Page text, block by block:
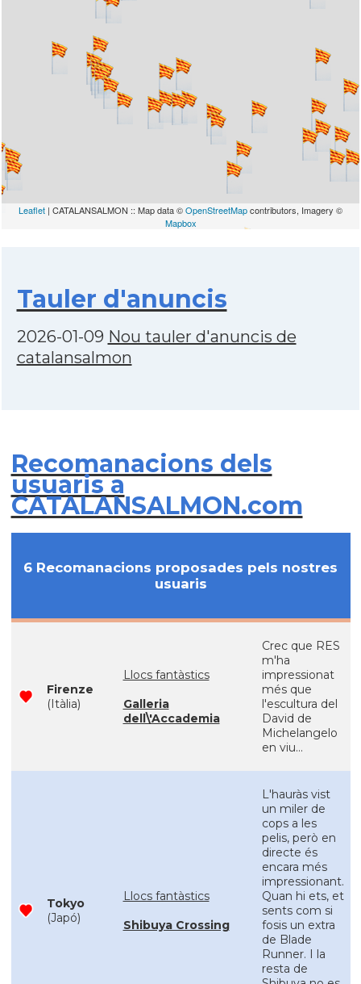
Leaflet | CATALANSALMON :: Map data ©OpenStreetMapcontributors, Imagery ©
Mapbox
Tauler d'anuncis
2026-01-09 Nou tauler d'anuncis de
catalansalmon
Recomanacions dels
usuaris a
CATALANSALMON.com
6 Recomanacions proposades pels nostres
usuaris
Firenze
(Itàlia)
Llocs fantàstics
Galleria
dell\'Accademia
Crec que RES
m'ha
impressionat
més que
l'escultura del
David de
Michelangelo
en viu...
Tokyo
(Japó)
Llocs fantàstics
Shibuya Crossing
L'hauràs vist
un miler de
cops a les
pelis, però en
directe és
encara més
impressionant.
Quan hi ets, et
sents com si
fosis un extra
de Blade
Runner. I la
resta de